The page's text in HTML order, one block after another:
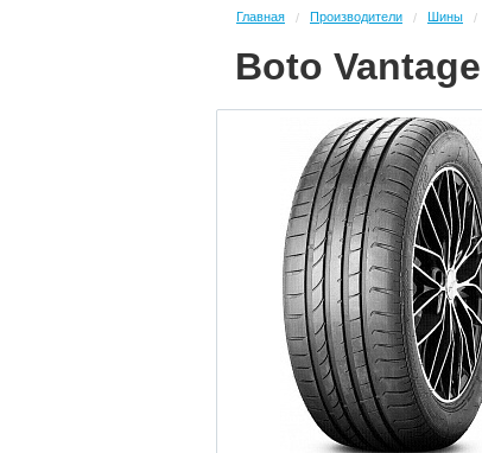
Главная / Производители / Шины /
Boto